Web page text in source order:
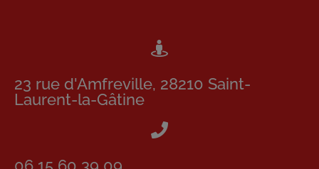
23 rue d'Amfreville, 28210 Saint-
Laurent-la-Gâtine